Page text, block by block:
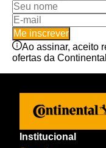
Me inscrever
Ao assinar, aceito
ofertas da Continental
Institucional